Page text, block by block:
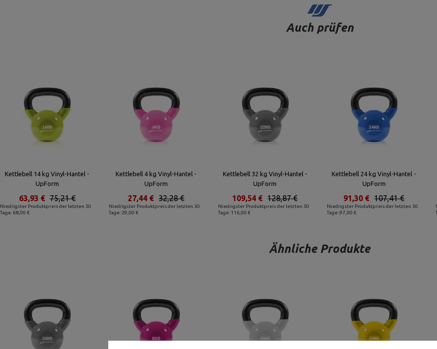
Auch prüfen
Kettlebell 14 kg Vinyl-Hantel -
UpForm
Niedrigster Produktpreis der letzten 30
Tage: 68,00 €
75,21 €
63,93 €
Kettlebell 4 kg Vinyl-Hantel -
UpForm
Niedrigster Produktpreis der letzten 30
Tage: 29,00 €
32,28 €
27,44 €
Kettlebell 32 kg Vinyl-Hantel -
UpForm
Niedrigster Produktpreis der letzten 30
Tage: 116,00 €
128,87 €
109,54 €
Kettlebell 24 kg Vinyl-Hantel -
UpForm
Niedrigster Produktpreis der letzten 30
Tage: 97,00 €
107,41 €
91,30 €
Ähnliche Produkte